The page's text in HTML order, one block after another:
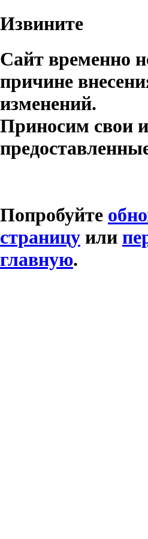
Извините
Сайт временно
причине
изменений.
Приносим свои
Попробуйте
страницу или
главную.